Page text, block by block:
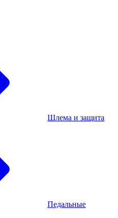
Шлема и защита
Педальные